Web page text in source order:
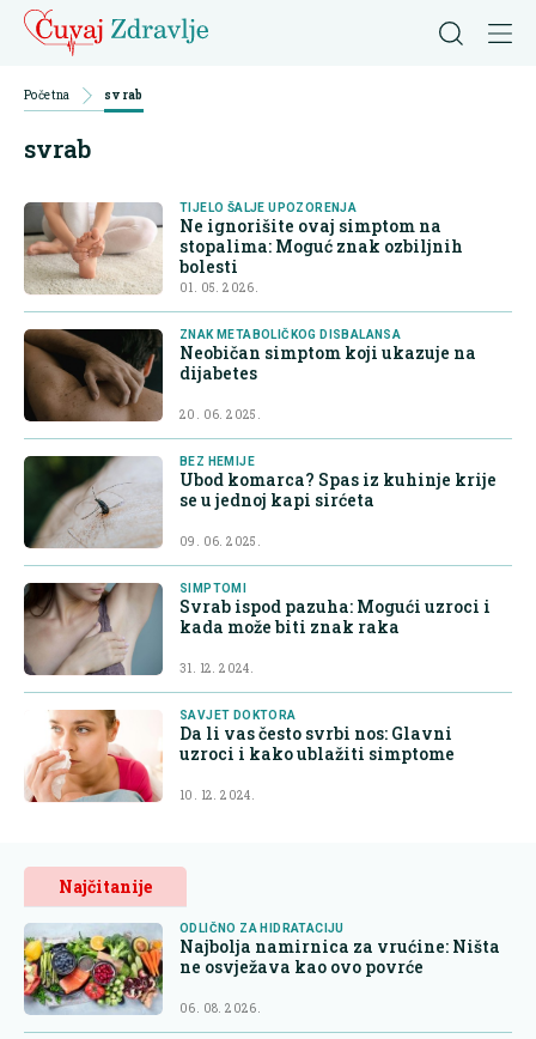
Početna svrab
svrab
TIJELO ŠALJE UPOZORENJA
Ne ignorišite ovaj simptom na
stopalima: Moguć znak ozbiljnih
bolesti
01. 05. 2026.
ZNAK METABOLIČKOG DISBALANSA
Neobičan simptom koji ukazuje na
dijabetes
20. 06. 2025.
BEZ HEMIJE
Ubod komarca? Spas iz kuhinje krije
se u jednoj kapi sirćeta
09. 06. 2025.
SIMPTOMI
Svrab ispod pazuha: Mogući uzroci i
kada može biti znak raka
31. 12. 2024.
SAVJET DOKTORA
Da li vas često svrbi nos: Glavni
uzroci i kako ublažiti simptome
10. 12. 2024.
Najčitanije
ODLIČNO ZA HIDRATACIJU
Najbolja namirnica za vrućine: Ništa
ne osvježava kao ovo povrće
06. 08. 2026.